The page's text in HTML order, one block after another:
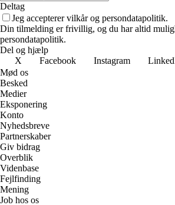
Deltag
Jeg accepterer vilkår og persondatapolitik.
Din tilmelding er frivillig, og du har altid
persondatapolitik.
Del og hjælp
X
Facebook Instagram
Mød os
Besked
Medier
Eksponering
Konto
Nyhedsbreve
Partnerskaber
Giv bidrag
Overblik
Videnbase
Fejlfinding
Mening
Job hos os